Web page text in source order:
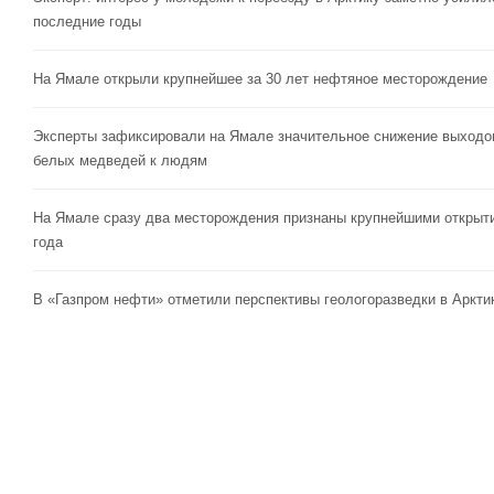
последние годы
На Ямале открыли крупнейшее за 30 лет нефтяное месторождение
Эксперты зафиксировали на Ямале значительное снижение
белых медведей к людям
На Ямале сразу два месторождения признаны крупнейшими
года
В «Газпром нефти» отметили перспективы геологоразведки в